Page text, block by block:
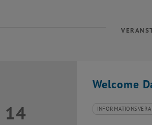
Welcome
September 2026
14 Veranstaltungstyp:
Veranstaltungsort: